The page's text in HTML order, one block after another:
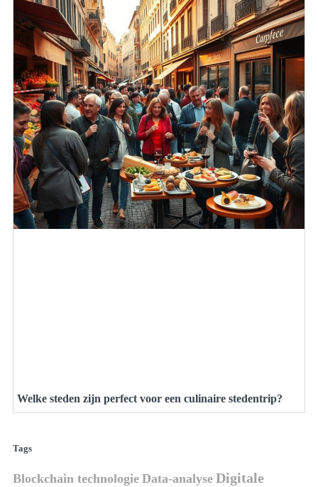
Welke steden zijn perfect voor een culinaire stedentrip?
Tags
Blockchain technologie Data-analyse Digitale